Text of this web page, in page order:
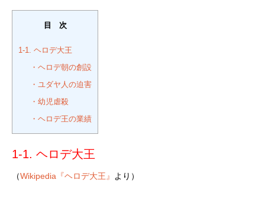
目 次
1-1. ヘロデ大王
・ヘロデ朝の創設
・ユダヤ人の迫害
・幼児虐殺
・ヘロデ王の業績
1-1. ヘロデ大王
（Wikipedia『ヘロデ大王』 より）